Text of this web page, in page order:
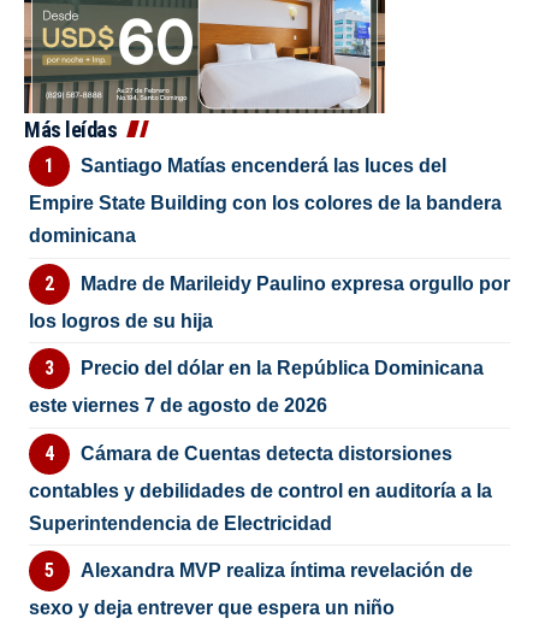
Más leídas
Santiago Matías encenderá las luces del
Empire State Building con los colores de la bandera
dominicana
Madre de Marileidy Paulino expresa orgullo por
los logros de su hija
Precio del dólar en la República Dominicana
este viernes 7 de agosto de 2026
Cámara de Cuentas detecta distorsiones
contables y debilidades de control en auditoría a la
Superintendencia de Electricidad
Alexandra MVP realiza íntima revelación de
sexo y deja entrever que espera un niño